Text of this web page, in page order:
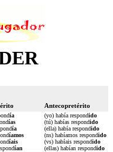
Antecopretérito
ía
ías
ía
íamos
íais
ían
(yo) había respondido
(tú) habías respondido
(ella) había respondido
(ns) habíamos respondido
(vs) habíais respondido
(ellas) habían respondido